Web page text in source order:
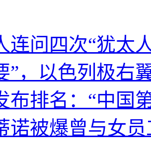
连问四次“犹太
”，以色列极右
布排名：“中国
诺被爆曾与女